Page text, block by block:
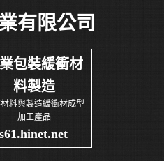
有限公司
包裝緩衝材
料製造
料與製造緩衝材成型
加工產品